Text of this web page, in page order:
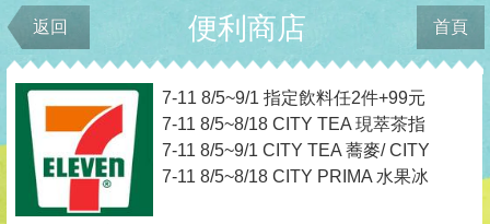
返回 首頁
便利商店
7-11 8/5~9/1 指定飲料任2件+99元
再換飲料小夥伴吊飾乙個
7-11 8/5~8/18 CITY TEA 現萃茶指
定飲品任選2杯最低 0 元起，再送
《絕區零》專屬虛寶
7-11 8/5~9/1 CITY TEA 蕎麥/ CITY
PEARL 珍珠系列任2件最低只要0元
7-11 8/5~8/18 CITY PRIMA 水果冰